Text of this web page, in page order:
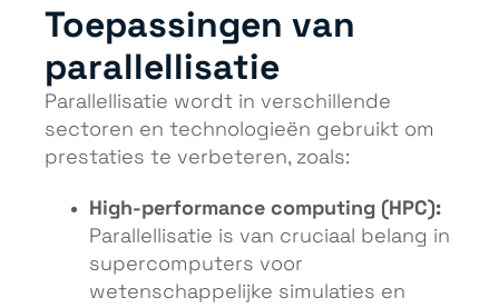
Toepassingen van
parallellisatie
Parallellisatie wordt in verschillende
sectoren en technologieën gebruikt om
prestaties te verbeteren, zoals:
High-performance computing (HPC):
Parallellisatie is van cruciaal belang in
supercomputers voor
wetenschappelijke simulaties en